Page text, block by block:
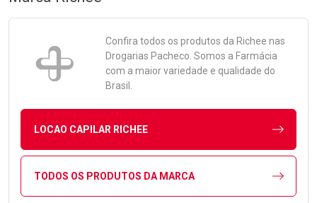
Confira todos os produtos da Richee nas
Drogarias Pacheco. Somos a Farmácia
com a maior variedade e qualidade do
Brasil.
LOCAO CAPILAR RICHEE
TODOS OS PRODUTOS DA MARCA